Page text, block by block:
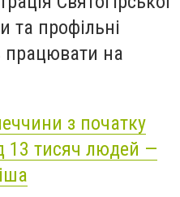
та профільні
працювати на
з початку
13 тисяч людей —